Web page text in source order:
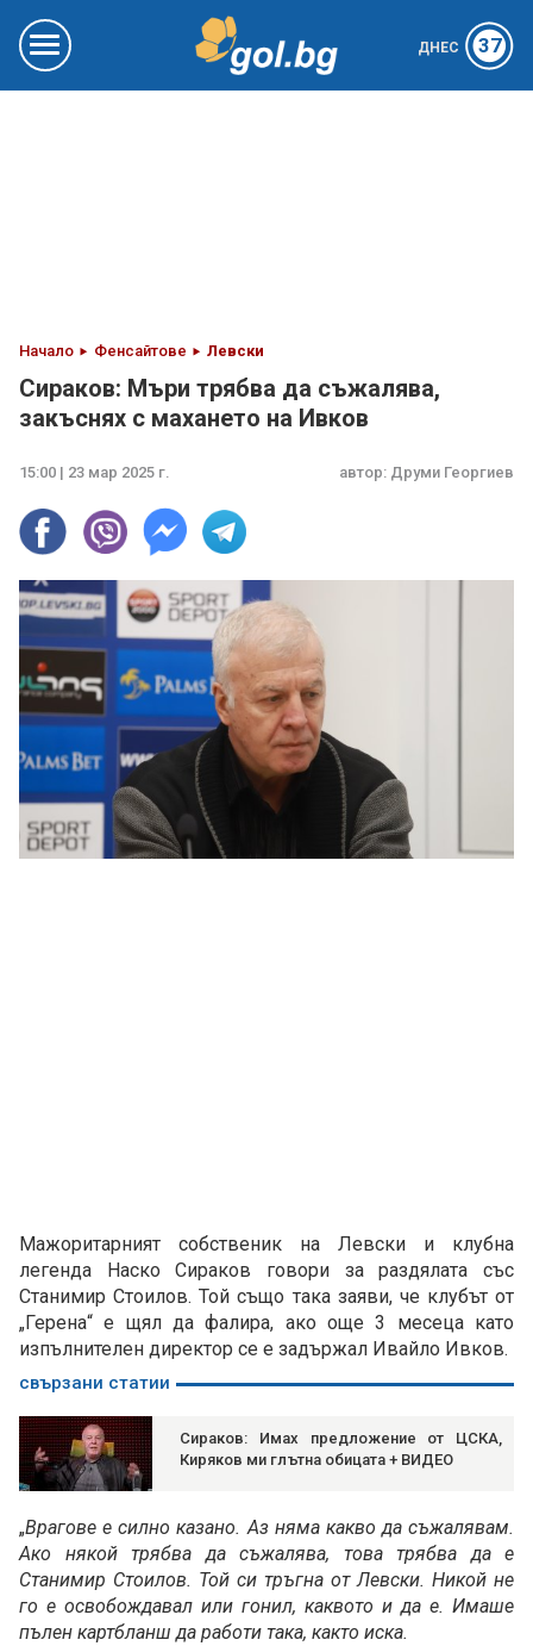
ДНЕС 37
Начало Фенсайтове Левски
Сираков: Мъри трябва да съжалява,
закъснях с махането на Ивков
15:00 | 23 мар 2025 г. автор: Друми Георгиев
Мажоритарният собственик на Левски и клубна
легенда Наско Сираков говори за раздялата със
Станимир Стоилов. Той също така заяви, че клубът от
„Герена“ е щял да фалира, ако още 3 месеца като
изпълнителен директор се е задържал Ивайло Ивков.
свързани статии
Сираков: Имах предложение от ЦСКА,
Киряков ми глътна обицата + ВИДЕО
„Врагове е силно казано. Аз няма какво да съжалявам.
Ако някой трябва да съжалява, това трябва да е
Станимир Стоилов. Той си тръгна от Левски. Никой не
го е освобождавал или гонил, каквото и да е. Имаше
пълен картбланш да работи така, както иска.